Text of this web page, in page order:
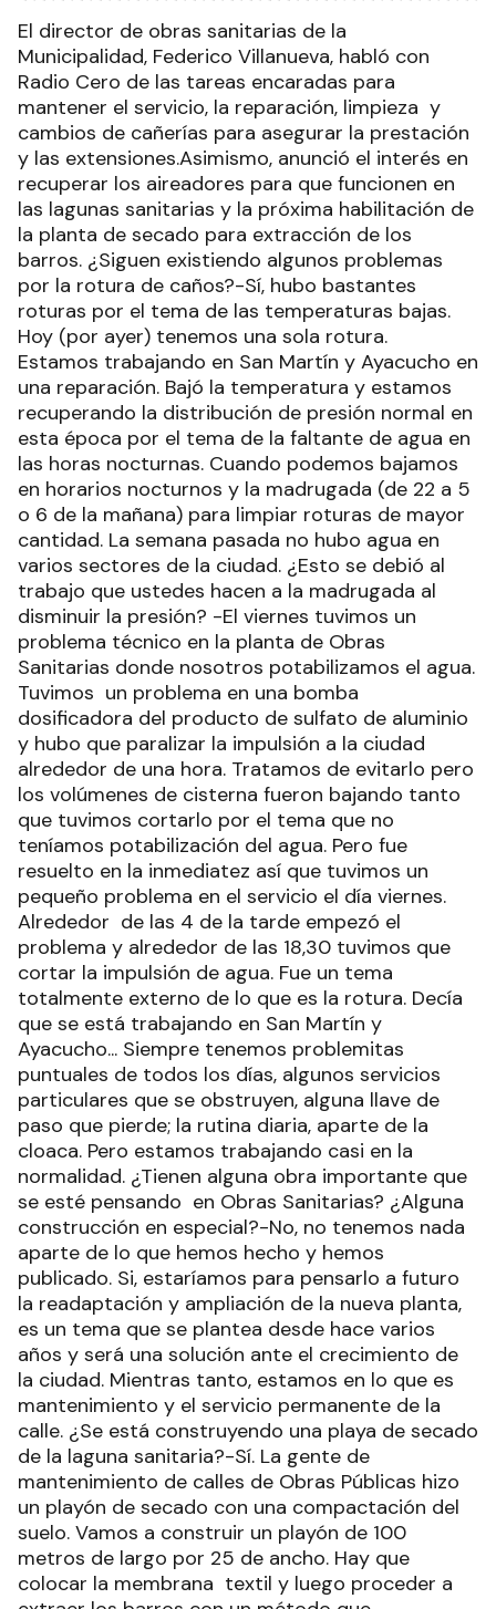
El director de obras sanitarias de la
Municipalidad, Federico Villanueva, habló con
Radio Cero de las tareas encaradas para
mantener el servicio, la reparación, limpieza y
cambios de cañerías para asegurar la prestación
y las extensiones.Asimismo, anunció el interés en
recuperar los aireadores para que funcionen en
las lagunas sanitarias y la próxima habilitación de
la planta de secado para extracción de los
barros. ¿Siguen existiendo algunos problemas
por la rotura de caños?-Sí, hubo bastantes
roturas por el tema de las temperaturas bajas.
Hoy (por ayer) tenemos una sola rotura.
Estamos trabajando en San Martín y Ayacucho en
una reparación. Bajó la temperatura y estamos
recuperando la distribución de presión normal en
esta época por el tema de la faltante de agua en
las horas nocturnas. Cuando podemos bajamos
en horarios nocturnos y la madrugada (de 22 a 5
o 6 de la mañana) para limpiar roturas de mayor
cantidad. La semana pasada no hubo agua en
varios sectores de la ciudad. ¿Esto se debió al
trabajo que ustedes hacen a la madrugada al
disminuir la presión? -El viernes tuvimos un
problema técnico en la planta de Obras
Sanitarias donde nosotros potabilizamos el agua.
Tuvimos un problema en una bomba
dosificadora del producto de sulfato de aluminio
y hubo que paralizar la impulsión a la ciudad
alrededor de una hora. Tratamos de evitarlo pero
los volúmenes de cisterna fueron bajando tanto
que tuvimos cortarlo por el tema que no
teníamos potabilización del agua. Pero fue
resuelto en la inmediatez así que tuvimos un
pequeño problema en el servicio el día viernes.
Alrededor de las 4 de la tarde empezó el
problema y alrededor de las 18,30 tuvimos que
cortar la impulsión de agua. Fue un tema
totalmente externo de lo que es la rotura. Decía
que se está trabajando en San Martín y
Ayacucho... Siempre tenemos problemitas
puntuales de todos los días, algunos servicios
particulares que se obstruyen, alguna llave de
paso que pierde; la rutina diaria, aparte de la
cloaca. Pero estamos trabajando casi en la
normalidad. ¿Tienen alguna obra importante que
se esté pensando en Obras Sanitarias? ¿Alguna
construcción en especial?-No, no tenemos nada
aparte de lo que hemos hecho y hemos
publicado. Si, estaríamos para pensarlo a futuro
la readaptación y ampliación de la nueva planta,
es un tema que se plantea desde hace varios
años y será una solución ante el crecimiento de
la ciudad. Mientras tanto, estamos en lo que es
mantenimiento y el servicio permanente de la
calle. ¿Se está construyendo una playa de secado
de la laguna sanitaria?-Sí. La gente de
mantenimiento de calles de Obras Públicas hizo
un playón de secado con una compactación del
suelo. Vamos a construir un playón de 100
metros de largo por 25 de ancho. Hay que
colocar la membrana textil y luego proceder a